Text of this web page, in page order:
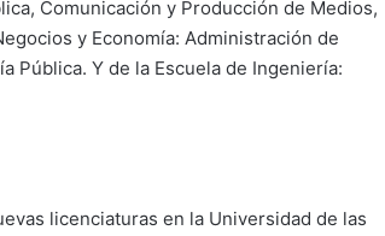
Comunicación y Producción de Medios,
y Economía: Administración de
Pública. Y de la Escuela de Ingeniería:
licenciaturas en la Universidad de las